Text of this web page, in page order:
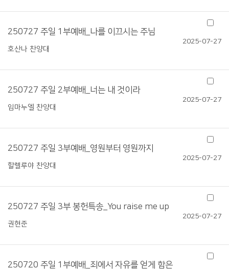
250727 주일 1부예배_나를 이끄시는 주님
호산나 찬양대
2025-07-27
250727 주일 2부예배_너는 내 것이라
임마누엘 찬양대
2025-07-27
250727 주일 3부예배_영원부터 영원까지
할렐루야 찬양대
2025-07-27
250727 주일 3부 봉헌특송_You raise me up
권현준
2025-07-27
250720 주일 1부예배_죄에서 자유를 얻게 함은